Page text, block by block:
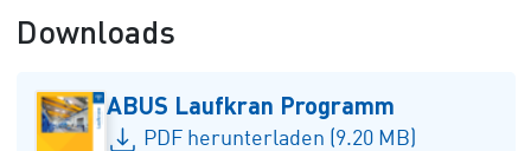
Downloads
ABUS Laufkran Programm
PDF herunterladen (9.20 MB)